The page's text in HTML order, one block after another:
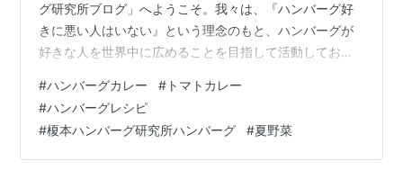
グ研究所ブログ」へようこそ。我々は、『ハンバーグ好
きに悪い人はいない』という理念のもと、ハンバーグが
好きな人を世界中に広めることを目指して活動しており
も、最後は笑顔になります。ハンバーグには、人の心を
幸せにする力が秘められています、世界中の人にハンバ
ーグの魅力を伝え、明るく楽しい幸せのひと時をお届け
していきます。ハンバーグ愛は、世界を平和にします！
#ハンバーグカレー # トマトカレー
#ハンバーグレシピ
#榎本ハンバーグ研究所ハンバーグ #夏野菜